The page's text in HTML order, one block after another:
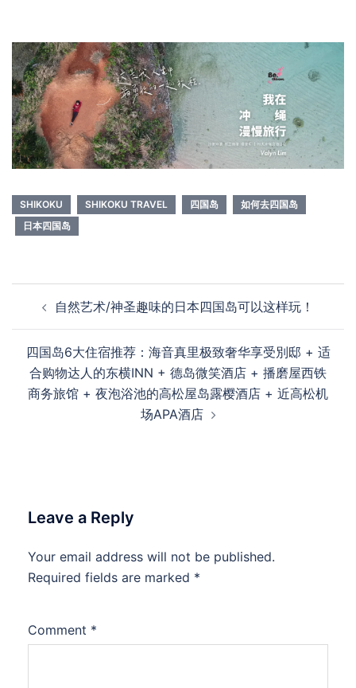
SHIKOKU SHIKOKU TRAVEL 四国岛
如何去四国岛
日本四国岛
navigation
自然艺术/神圣趣味的日本四国岛可以这样玩！
四国岛6大住宿推荐：海音真里极致奢华享受別邸 + 适
合购物达人的东横INN + 德岛微笑酒店 + 播磨屋西铁
商务旅馆 + 夜泡浴池的高松屋岛露樱酒店 + 近高松机
场APA酒店
Leave a Reply
Your email address will not be published.
Required fields are marked *
Comment *